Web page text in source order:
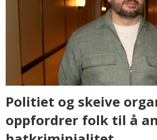
Politiet og skeive
oppfordrer folk til å